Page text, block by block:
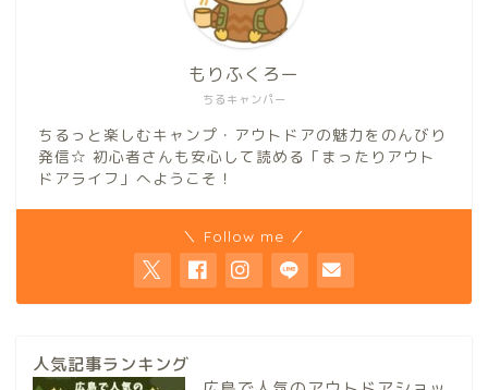
ちるキャンパー
もりふくろー
ちるっと楽しむキャンプ・アウトドアの魅力をのんびり
発信☆ 初心者さんも安心して読める「まったりアウト
ドアライフ」へようこそ！
＼ Follow me ／
人気記事ランキング